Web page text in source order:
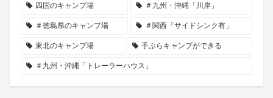
四国のキャンプ場 ＃九州・沖縄「川岸」
＃徳島県のキャンプ場 ＃関西「サイドシンク有」
東北のキャンプ場 手ぶらキャンプができる
＃九州・沖縄「トレーラーハウス」